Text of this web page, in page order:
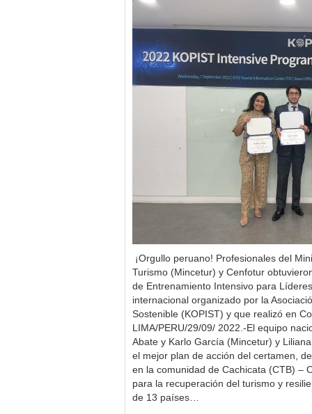
¡Orgullo peruano! Profesionales del
Turismo (Mincetur) y Cenfotur
de Entrenamiento Intensivo para
internacional organizado por la
Sostenible (KOPIST) y que realizó en
LIMA/PERU/29/09/ 2022.-El equipo
Abate y Karlo García (Mincetur) y
el mejor plan de acción del certamen,
en la comunidad de Cachicata (CTB) –
para la recuperación del turismo y
de 13 países…